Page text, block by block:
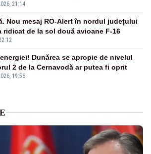
21:14
Nou mesaj RO-Alert în nordul județului
ridicat de la sol două avioane F-16
19:56
Dunărea se apropie de nivelul
2 de la Cernavodă ar putea fi oprit